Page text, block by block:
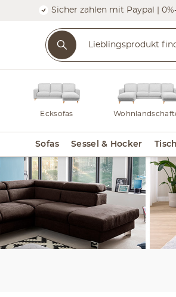
Sicher zahlen mit Paypal |
Ecksofas
Sofas Sessel & Hocker